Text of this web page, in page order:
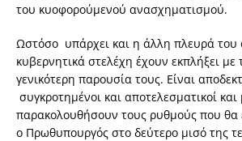
του κυοφορούμενού ανασχηματισμού.
Ωστόσο υπάρχει και η άλλη πλευρά του
κυβερνητικά στελέχη έχουν εκπλήξει με
γενικότερη παρουσία τους. Είναι
συγκροτημένοι και αποτελεσματικοί
παρακολουθήσουν τους ρυθμούς που θα
ο Πρωθυπουργός στο δεύτερο μισό της